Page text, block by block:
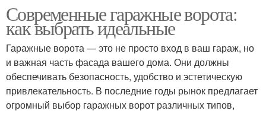
Современные гаражные ворота:
как выбрать идеальные
Гаражные ворота — это не просто вход в ваш гараж, но
и важная часть фасада вашего дома. Они должны
обеспечивать безопасность, удобство и эстетическую
привлекательность. В последние годы рынок предлагает
огромный выбор гаражных ворот различных типов,